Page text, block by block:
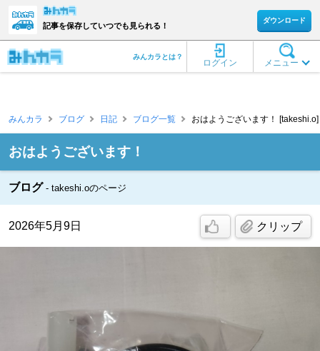
記事を保存していつでも見られる！
ダウンロード
メニュー
ログイン
みんカラとは？
みんカラ ブログ 日記 ブログ一覧 おはようございます！ [takeshi.o]
おはようございます！
ブログ takeshi.oのページ
2026年5月9日 クリップ